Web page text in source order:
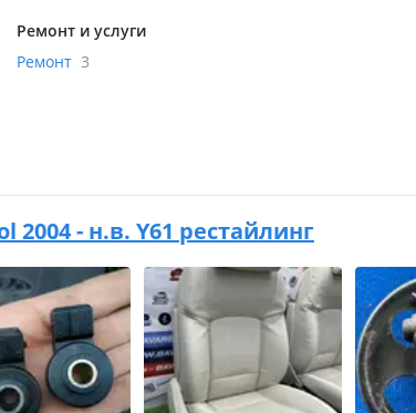
Ремонт и услуги
Ремонт 3
2004 - н.в. Y61 рестайлинг